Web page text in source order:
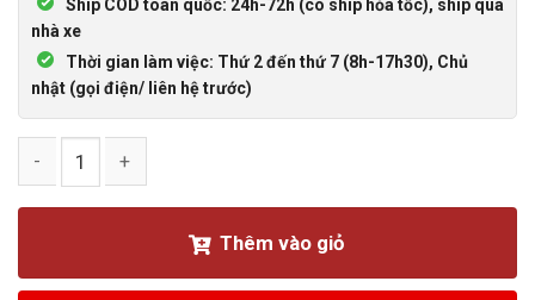
Ship COD toàn quốc: 24h-72h (có ship hỏa tốc), ship qua
nhà xe
Thời gian làm việc: Thứ 2 đến thứ 7 (8h-17h30), Chủ
nhật (gọi điện/ liên hệ trước)
Thêm vào giỏ